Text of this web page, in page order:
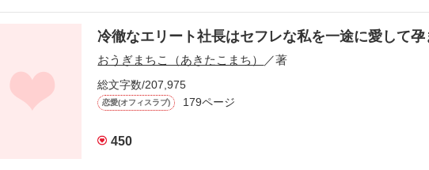
しかし、ある出来事をきっかけに二人の関係は壊れてしまう。
関係修復もできないまま、美桜は両親の離婚によって
引っ越すことになり、哲平とも離れ離れになった。
冷徹なエリート社長はセフレな私を一途に愛して孕
おうぎまちこ（あきたこまち） ／著
総文字数/207,975
恋愛(オフィスラブ) 179ページ
450